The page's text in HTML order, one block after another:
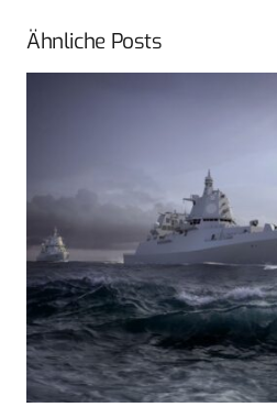
Ähnliche Posts